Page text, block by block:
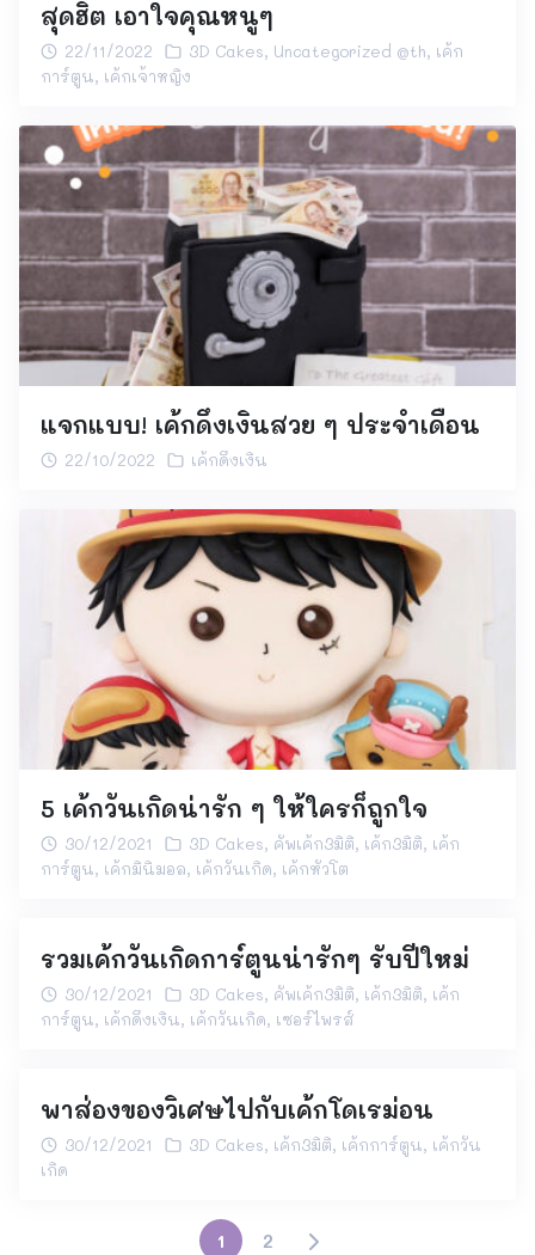
สุดฮิต เอาใจคุณหนูๆ
22/11/2022 3D Cakes, Uncategorized @th, เค้ก
การ์ตูน, เค้กเจ้าหญิง
แจกแบบ! เค้กดึงเงินสวย ๆ ประจำเดือน
22/10/2022 เค้กดึงเงิน
5 เค้กวันเกิดน่ารัก ๆ ให้ใครก็ถูกใจ
30/12/2021 3D Cakes, คัพเค้ก3มิติ, เค้ก3มิติ, เค้ก
การ์ตูน, เค้กมินิมอล, เค้กวันเกิด, เค้กหัวโต
รวมเค้กวันเกิดการ์ตูนน่ารักๆ รับปีใหม่
30/12/2021 3D Cakes, คัพเค้ก3มิติ, เค้ก3มิติ, เค้ก
การ์ตูน, เค้กดึงเงิน, เค้กวันเกิด, เซอร์ไพรส์
พาส่องของวิเศษไปกับเค้กโดเรม่อน
30/12/2021 3D Cakes, เค้ก3มิติ, เค้กการ์ตูน, เค้กวัน
เกิด
1 2